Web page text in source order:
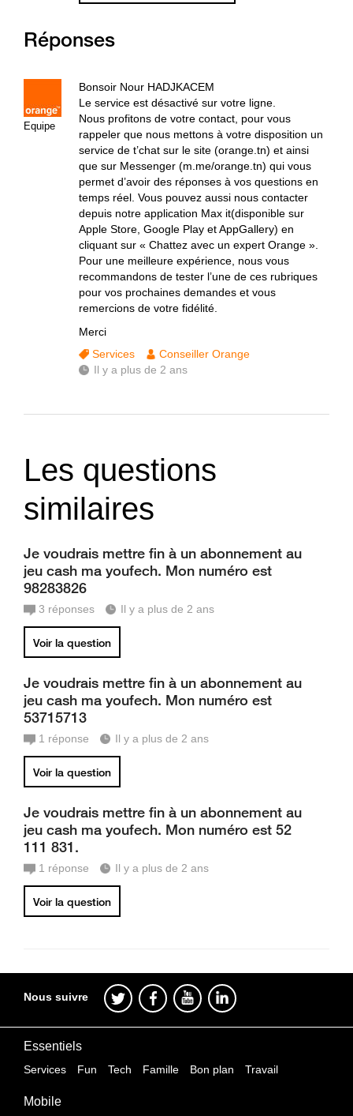
Réponses
Equipe
Bonsoir Nour HADJKACEM
Le service est désactivé sur votre ligne.
Nous profitons de votre contact, pour vous
rappeler que nous mettons à votre disposition un
service de t’chat sur le site (orange.tn) et ainsi
que sur Messenger (m.me/orange.tn) qui vous
permet d’avoir des réponses à vos questions en
temps réel. Vous pouvez aussi nous contacter
depuis notre application Max it(disponible sur
Apple Store, Google Play et AppGallery) en
cliquant sur « Chattez avec un expert Orange ».
Pour une meilleure expérience, nous vous
recommandons de tester l’une de ces rubriques
pour vos prochaines demandes et vous
remercions de votre fidélité.
Merci
Services
Conseiller Orange
Il y a plus de 2 ans
Les questions
similaires
Je voudrais mettre fin à un abonnement au
jeu cash ma youfech. Mon numéro est
98283826
3 réponses Il y a plus de 2 ans
Voir la question
Je voudrais mettre fin à un abonnement au
jeu cash ma youfech. Mon numéro est
53715713
1 réponse Il y a plus de 2 ans
Voir la question
Je voudrais mettre fin à un abonnement au
jeu cash ma youfech. Mon numéro est 52
111 831.
1 réponse Il y a plus de 2 ans
Voir la question
Nous suivre
Essentiels
Services Fun Tech Famille Bon plan Travail
Mobile